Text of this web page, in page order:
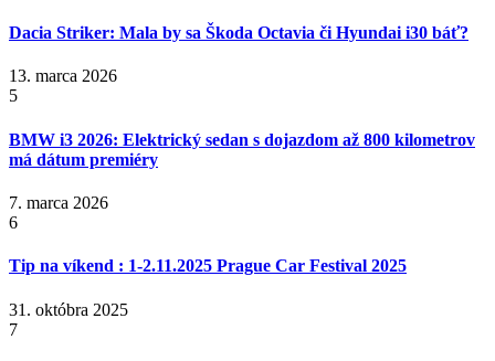
Dacia Striker: Mala by sa Škoda Octavia či Hyundai i30 báť?
13. marca 2026
5
BMW i3 2026: Elektrický sedan s dojazdom až 800 kilometrov
má dátum premiéry
7. marca 2026
6
Tip na víkend : 1-2.11.2025 Prague Car Festival 2025
31. októbra 2025
7